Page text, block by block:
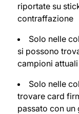
riportate su
contraffazione
Solo nelle
si possono
campioni
Solo nelle
trovare card
passato con